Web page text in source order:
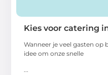
Kies voor catering
Wanneer je veel gasten op
idee om onze snelle
...